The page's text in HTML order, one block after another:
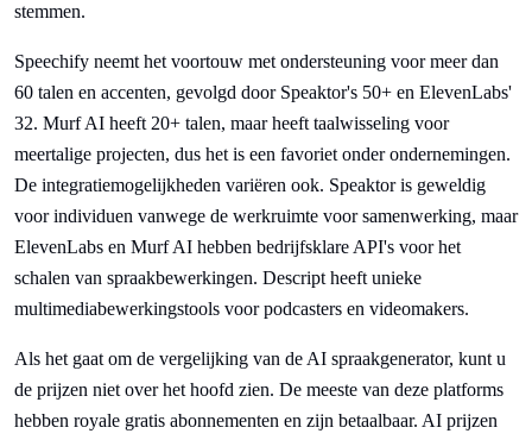
stemmen.
Speechify neemt het voortouw met ondersteuning voor meer dan
60 talen en accenten, gevolgd door Speaktor's 50+ en ElevenLabs'
32. Murf AI heeft 20+ talen, maar heeft taalwisseling voor
meertalige projecten, dus het is een favoriet onder ondernemingen.
De integratiemogelijkheden variëren ook. Speaktor is geweldig
voor individuen vanwege de werkruimte voor samenwerking, maar
ElevenLabs en Murf AI hebben bedrijfsklare API's voor het
schalen van spraakbewerkingen. Descript heeft unieke
multimediabewerkingstools voor podcasters en videomakers.
Als het gaat om de vergelijking van de AI spraakgenerator, kunt u
de prijzen niet over het hoofd zien. De meeste van deze platforms
hebben royale gratis abonnementen en zijn betaalbaar. AI prijzen